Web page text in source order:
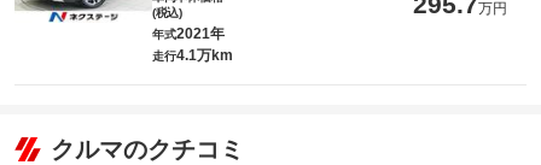
(税込)
万円
年式2021年
走行4.1万km
クルマのクチコミ